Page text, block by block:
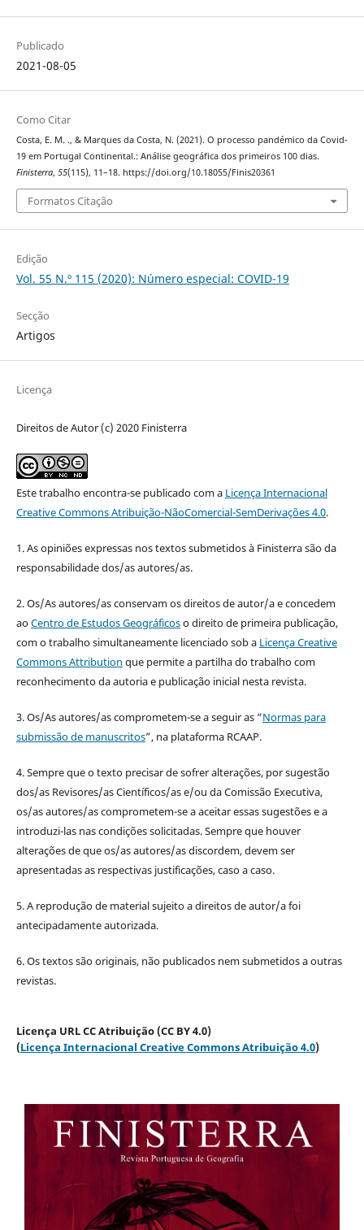
Publicado
2021-08-05
Como Citar
Costa, E. M. ., & Marques da Costa, N. (2021). O processo pandémico da Covid-
19 em Portugal Continental.: Análise geográfica dos primeiros 100 dias.
Finisterra, 55(115), 11–18. https://doi.org/10.18055/Finis20361
Formatos Citação
Edição
Vol. 55 N.º 115 (2020): Número especial: COVID-19
Secção
Artigos
Licença
Direitos de Autor (c) 2020 Finisterra
Este trabalho encontra-se publicado com a Licença Internacional
Creative Commons Atribuição-NãoComercial-SemDerivações 4.0.
1. As opiniões expressas nos textos submetidos à Finisterra são da
responsabilidade dos/as autores/as.
2. Os/As autores/as conservam os direitos de autor/a e concedem
aoCentro de Estudos Geográficoso direito de primeira publicação,
com o trabalho simultaneamente licenciado sob a Licença Creative
Commons Attribution que permite a partilha do trabalho com
reconhecimento da autoria e publicação inicial nesta revista.
3. Os/As autores/as comprometem-se a seguir as “Normas para
submissão de manuscritos”, na plataforma RCAAP.
4. Sempre que o texto precisar de sofrer alterações, por sugestão
dos/as Revisores/as Científicos/as e/ou da Comissão Executiva,
os/as autores/as comprometem-se a aceitar essas sugestões e a
introduzi-las nas condições solicitadas. Sempre que houver
alterações de que os/as autores/as discordem, devem ser
apresentadas as respectivas justificações, caso a caso.
5. A reprodução de material sujeito a direitos de autor/a foi
antecipadamente autorizada.
6. Os textos são originais, não publicados nem submetidos a outras
revistas.
Licença URL CC Atribuição (CC BY 4.0)
(Licença Internacional Creative Commons Atribuição 4.0)